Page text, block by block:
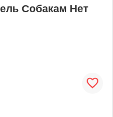
Собакам Нет